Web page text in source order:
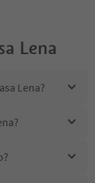
Lena
Lena?